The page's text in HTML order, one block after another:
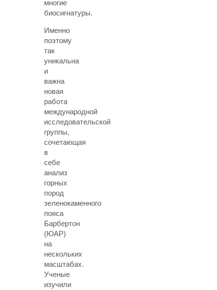
многие
биосигнатуры.
Именно
поэтому
так
уникальна
и
важна
новая
работа
международной
исследовательской
группы,
сочетающая
в
себе
анализ
горных
пород
зеленокаменного
пояса
Барбертон
(ЮАР)
на
нескольких
масштабах.
Ученые
изучили